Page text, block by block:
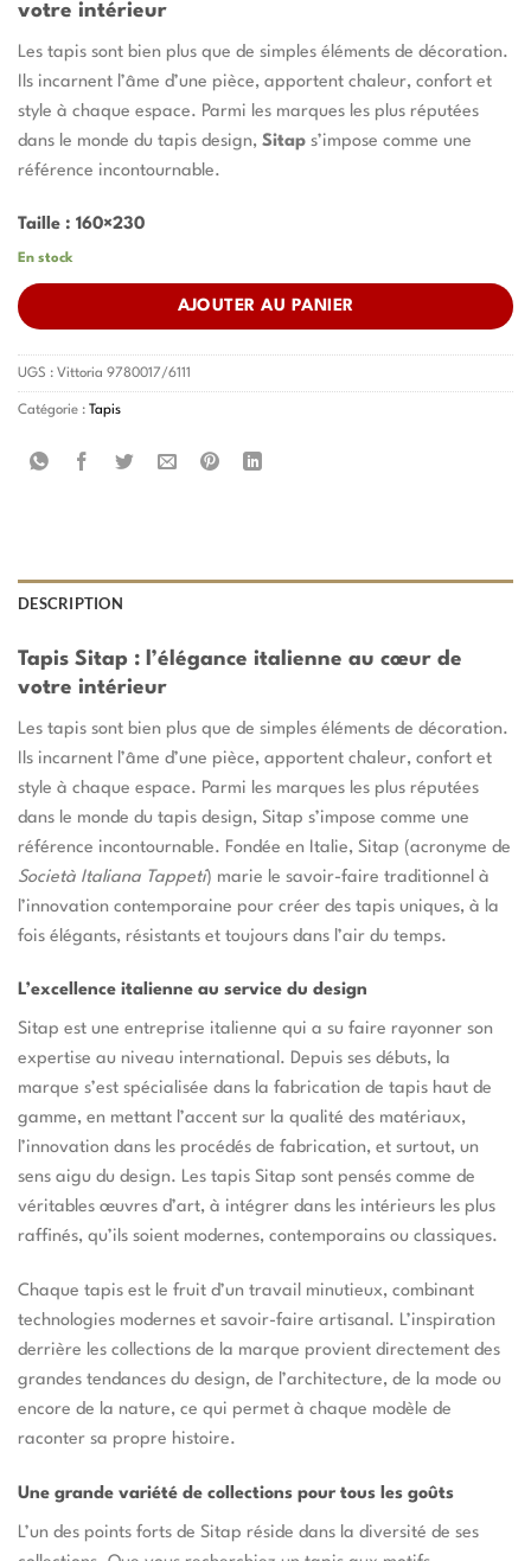
votre intérieur
Les tapis sont bien plus que de simples éléments de décoration.
Ils incarnent l’âme d’une pièce, apportent chaleur, confort et
style à chaque espace. Parmi les marques les plus réputées
dans le monde du tapis design, Sitap s’impose comme une
référence incontournable.
Taille : 160×230
En stock
AJOUTER AU PANIER
UGS : Vittoria 9780017/6111
Catégorie : Tapis
DESCRIPTION
Tapis Sitap : l’élégance italienne au cœur de
votre intérieur
Les tapis sont bien plus que de simples éléments de décoration.
Ils incarnent l’âme d’une pièce, apportent chaleur, confort et
style à chaque espace. Parmi les marques les plus réputées
dans le monde du tapis design, Sitap s’impose comme une
référence incontournable. Fondée en Italie, Sitap (acronyme de
Società Italiana Tappeti) marie le savoir-faire traditionnel à
l’innovation contemporaine pour créer des tapis uniques, à la
fois élégants, résistants et toujours dans l’air du temps.
L’excellence italienne au service du design
Sitap est une entreprise italienne qui a su faire rayonner son
expertise au niveau international. Depuis ses débuts, la
marque s’est spécialisée dans la fabrication de tapis haut de
gamme, en mettant l’accent sur la qualité des matériaux,
l’innovation dans les procédés de fabrication, et surtout, un
sens aigu du design. Les tapis Sitap sont pensés comme de
véritables œuvres d’art, à intégrer dans les intérieurs les plus
raffinés, qu’ils soient modernes, contemporains ou classiques.
Chaque tapis est le fruit d’un travail minutieux, combinant
technologies modernes et savoir-faire artisanal. L’inspiration
derrière les collections de la marque provient directement des
grandes tendances du design, de l’architecture, de la mode ou
encore de la nature, ce qui permet à chaque modèle de
raconter sa propre histoire.
Une grande variété de collections pour tous les goûts
L’un des points forts de Sitap réside dans la diversité de ses